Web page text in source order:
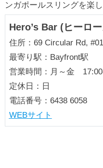
ンガポールスリングを楽
Hero’s Bar (ヒーロ
住所：69 Circular Rd,
最寄り駅：Bayfront駅
営業時間：月～金
定休日：日
電話番号：6438 6058
WEBサイト